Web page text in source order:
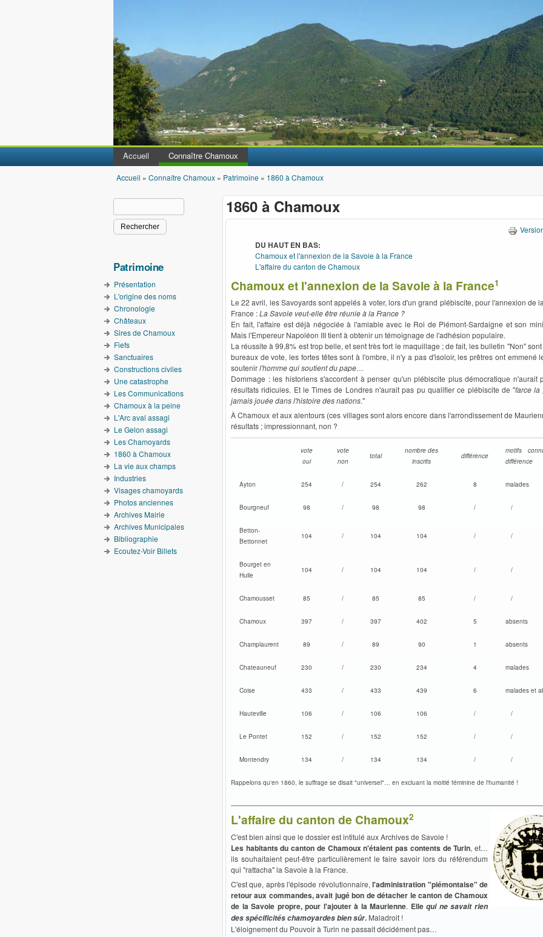
Accueil Connaître Chamoux
Vous êtes ici
Accueil » Connaître Chamoux » Patrimoine » 1860 à Chamoux
1860 à Chamoux
DU HAUT EN BAS:
Chamoux et l'annexion de la Savoie à la France
L'affaire du canton de Chamoux
Chamoux et l'annexion de la Savoie à la France1
Le 22 avril, les Savoyards sont appelés à voter, lors d'un grand plébiscite, pour l'annexion de
France :La Savoie veut-elle être réunie à la France ?
En fait, l'affaire est déjà négociée à l'amiable avec le Roi de Piémont-Sardaigne et son
Mais l'Empereur Napoléon III tient à obtenir un témoignage de l'adhésion populaire.
La réussite à 99,8% est trop belle, et sent très fort le maquillage ; de fait, les bulletin "Non"
bureaux de vote, les fortes têtes sont à l'ombre, il n'y a pas d'isoloir, les prêtres ont emmené
soutenirl'homme qui soutient du pape…
Dommage : les historiens s'accordent à penser qu'un plébiscite plus démocratique n'aurait
résultats ridicules. Et le Times de Londres n'aurait pas pu qualifier ce plébiscite de "farce la
jamais jouée dans l'histoire des nations."
À Chamoux et aux alentours (ces villages sont alors encore dans l'arrondissement de
résultats ; impressionnant, non ?
vote
oui
vote
non
total
nombre des
inscrits
différence
motifs
différence
Ayton 254 / 254 262 8 malades
Bourgneuf 98 / 98 98 / /
Betton-
Bettonnet
104 / 104 104 / /
Bourget en
Huile
104 / 104 104 / /
Chamousset 85 / 85 85 / /
Chamoux 397 / 397 402 5 absents
Champlaurent 89 / 89 90 1 absents
Chateauneuf 230 / 230 234 4 malades
Coise 433 / 433 439 6 malades et
Hauteville 106 / 106 106 / /
Le Pontet 152 / 152 152 / /
Montendry 134 / 134 134 / /
Rappelons qu'en 1860, le suffrage se disait "universel"… en excluant la moitié féminine de l'humanité !
L'affaire du canton de Chamoux2
C'est bien ainsi que le dossier est intitulé aux Archives de Savoie !
Les habitants du canton de Chamoux n'étaient pas contents de Turin, et…
ils souhaitaient peut-être particulièrement le faire savoir lors du référendum
qui "rattacha" la Savoie à la France.
C'est que, après l'épisode révolutionnaire,l'administration "piémontaise" de
retour aux commandes, avait jugé bon de détacher le canton de Chamoux
de la Savoie propre, pour l'ajouter à la Maurienne. Ellequi ne savait rien
des spécificités chamoyardesbien sûr. Maladroit !
L'éloignement du Pouvoir à Turin ne passait décidément pas…
Formulaire de recherche
Patrimoine
Présentation
L'origine des noms
Chronologie
Châteaux
Sires de Chamoux
Fiefs
Sanctuaires
Constructions civiles
Une catastrophe
Les Communications
Chamoux à la peine
L'Arc aval assagi
Le Gelon assagi
Les Chamoyards
1860 à Chamoux
La vie aux champs
Industries
Visages chamoyards
Photos anciennes
Archives Mairie
Archives Municipales
Bibliographie
Ecoutez-Voir Billets